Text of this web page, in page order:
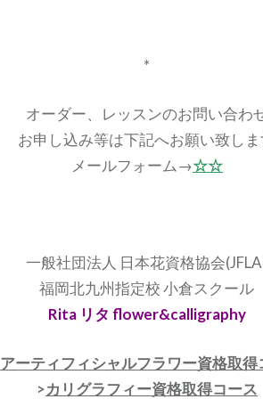
*
オーダー、レッスンのお問い合わ
お申し込み等は下記へお願い致しま
メールフォーム→☆☆
一般社団法人 日本花資格協会
福岡北九州指定校 小倉スクール
Rita リタ flower&calligraphy
アーティフィシャルフラワー資格取得
>カリグラフィー資格取得コース